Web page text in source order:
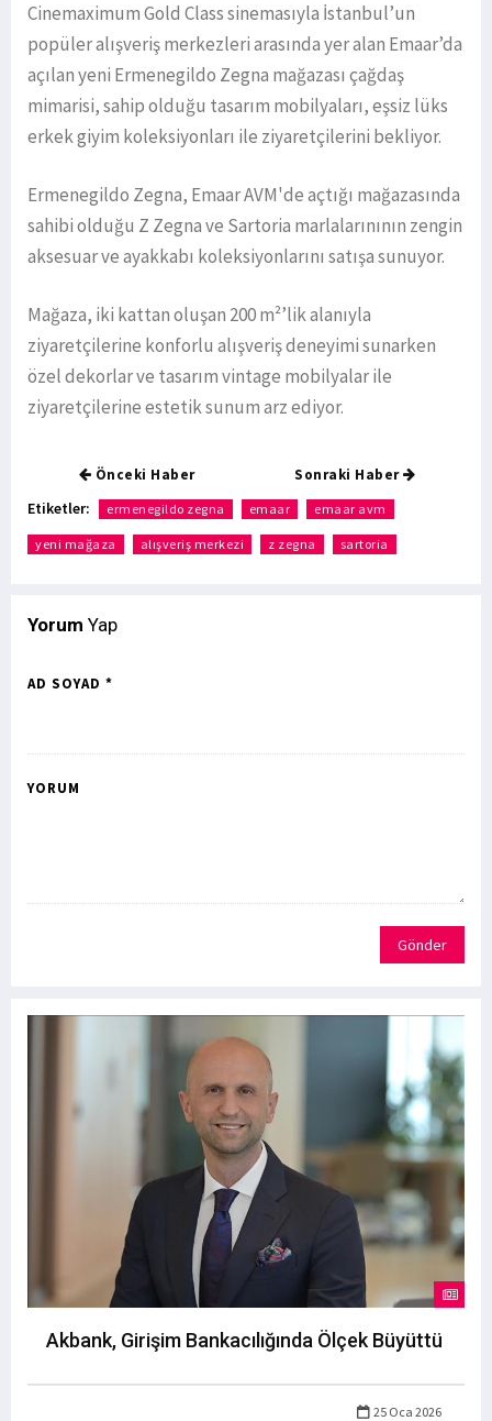
Cinemaximum Gold Class sinemasıyla İstanbul’un
popüler alışveriş merkezleri arasında yer alan Emaar’da
açılan yeni Ermenegildo Zegna mağazası çağdaş
mimarisi, sahip olduğu tasarım mobilyaları, eşsiz lüks
erkek giyim koleksiyonları ile ziyaretçilerini bekliyor.
Ermenegildo Zegna, Emaar AVM'de açtığı mağazasında
sahibi olduğu Z Zegna ve Sartoria marlalarınının zengin
aksesuar ve ayakkabı koleksiyonlarını satışa sunuyor.
Mağaza, iki kattan oluşan 200 m²’lik alanıyla
ziyaretçilerine konforlu alışveriş deneyimi sunarken
özel dekorlar ve tasarım vintage mobilyalar ile
ziyaretçilerine estetik sunum arz ediyor.
Önceki Haber Sonraki Haber
Etiketler: ermenegildo zegna emaar emaar avm
yeni mağaza alışveriş merkezi z zegna sartoria
Yorum Yap
AD SOYAD *
YORUM
Gönder
Akbank, Girişim Bankacılığında Ölçek Büyüttü
25 Oca 2026